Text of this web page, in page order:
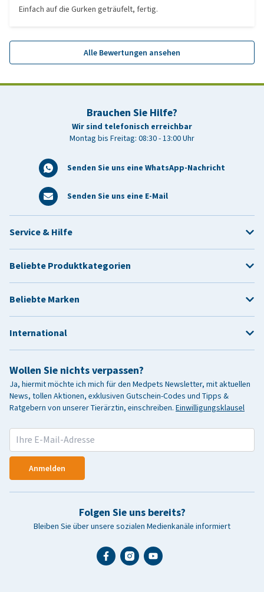
Einfach auf die Gurken geträufelt, fertig.
Alle Bewertungen ansehen
Brauchen Sie Hilfe?
Wir sind telefonisch erreichbar
Montag bis Freitag: 08:30 - 13:00 Uhr
Senden Sie uns eine WhatsApp-Nachricht
Senden Sie uns eine E-Mail
Wollen Sie nichts verpassen?
Ja, hiermit möchte ich mich für den Medpets Newsletter, mit aktuellen
News, tollen Aktionen, exklusiven Gutschein-Codes und Tipps &
Ratgebern von unserer Tierärztin, einschreiben. Einwilligungsklausel
Anmelden
Folgen Sie uns bereits?
Bleiben Sie über unsere sozialen Medienkanäle informiert
Service & Hilfe
Beliebte Produktkategorien
Beliebte Marken
International